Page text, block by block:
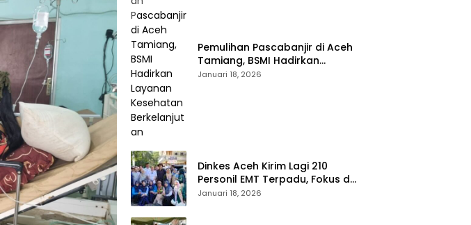
Pemulihan Pascabanjir di Aceh
Tamiang, BSMI Hadirkan
Layanan Kesehatan
Januari 18, 2026
Dinkes Aceh Kirim Lagi 210
Personil EMT Terpadu, Fokus di
Tujuh Kabupaten
Januari 18, 2026